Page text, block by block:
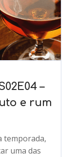
–
e rum
temporada,
uma das